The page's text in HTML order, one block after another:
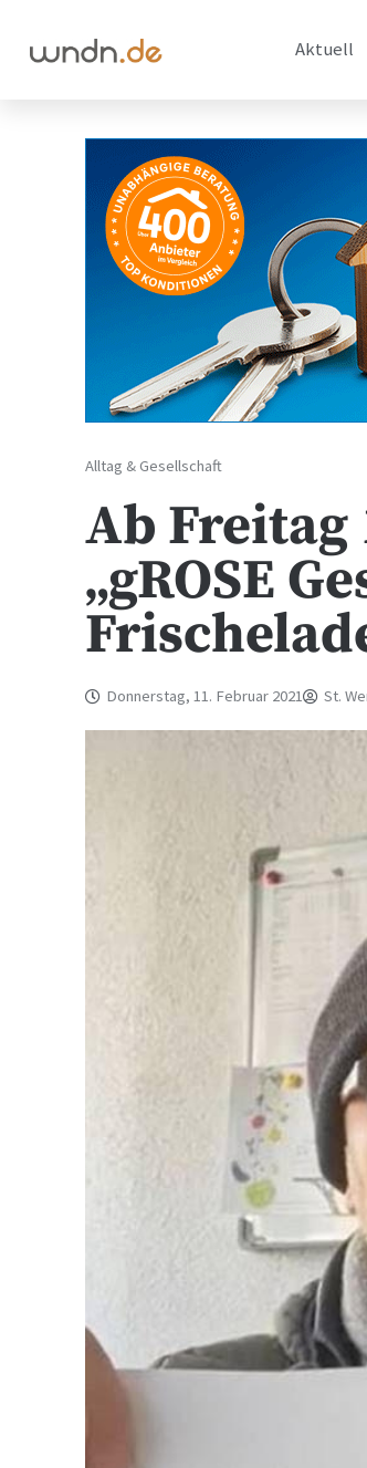
Aktuell
Alltag & Gesellschaft
Ab Freitag
„gROSE
Donnerstag, 11. Februar 2021 St.